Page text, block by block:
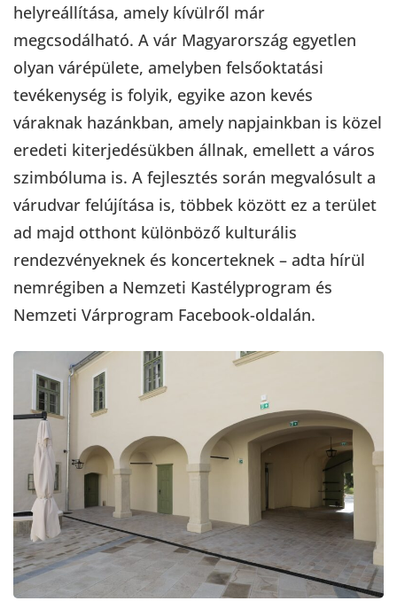
helyreállítása, amely kívülről már
megcsodálható. A vár Magyarország egyetlen
olyan várépülete, amelyben felsőoktatási
tevékenység is folyik, egyike azon kevés
váraknak hazánkban, amely napjainkban is közel
eredeti kiterjedésükben állnak, emellett a város
szimbóluma is. A fejlesztés során megvalósult a
várudvar felújítása is, többek között ez a terület
ad majd otthont különböző kulturális
rendezvényeknek és koncerteknek – adta hírül
nemrégiben a Nemzeti Kastélyprogram és
Nemzeti Várprogram Facebook-oldalán.